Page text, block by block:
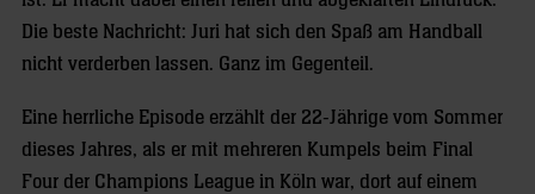
Die beste Nachricht: Juri hat sich den Spaß am Handball
nicht verderben lassen. Ganz im Gegenteil.
Eine herrliche Episode erzählt der 22-Jährige vom Sommer
dieses Jahres, als er mit mehreren Kumpels beim Final
Four der Champions League in Köln war, dort auf einem